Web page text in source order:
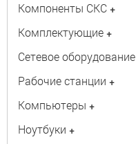
Компоненты СКС +
Комплектующие +
Сетевое оборудование
Рабочие станции +
Компьютеры +
Ноутбуки +